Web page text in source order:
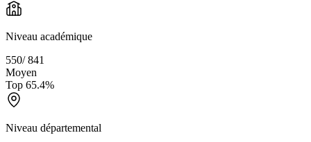
Niveau académique
550/841
Moyen
Top 65.4%
Niveau départemental